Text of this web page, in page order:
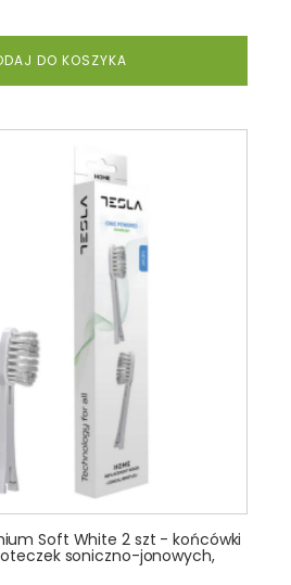
DO KOSZYKA
Soft White 2 szt - końcówki
soniczno-jonowych,